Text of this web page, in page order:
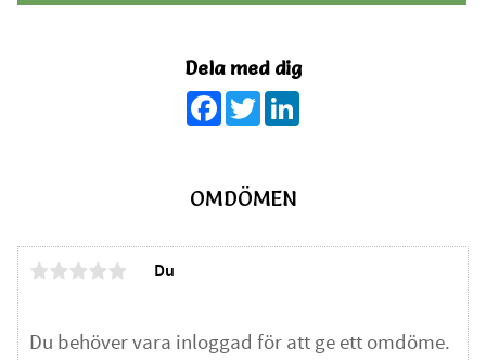
Dela med dig
Facebook
Twitter
OMDÖMEN
Du